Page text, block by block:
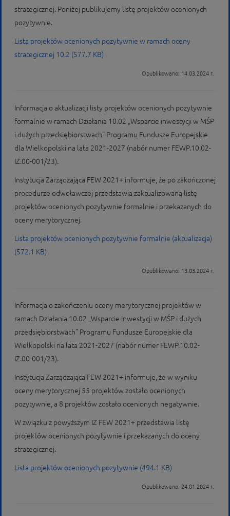
strategicznej. Poniżej publikujemy listę projektów ocenionych
pozytywnie.
Lista projektów ocenionych pozytywnie w ramach oceny
strategicznej 10.2 (577.7 KB)
Opublikowano: 14.03.2024 r.
Informacja o aktualizacji listy projektów ocenionych pozytywnie
formalnie w ramach Działania 10.02 „Wsparcie inwestycji w MŚP
i dużych przedsiębiorstwach” Programu Fundusze Europejskie
dla Wielkopolski na lata 2021-2027 (nabór numer FEWP.10.02-
IZ.00-001/23).
Instytucja Zarządzająca FEW 2021+ informuje, że po zakończonej
procedurze odwoławczej przedstawia zaktualizowaną listę
projektów ocenionych pozytywnie formalnie i przekazanych do
oceny merytorycznej.
Lista projektów ocenionych pozytywnie formalnie (aktualizacja)
(572.1 KB)
Opublikowano: 13.03.2024 r.
Informacja o zakończeniu oceny merytorycznej projektów w
ramach Działania 10.02 „Wsparcie inwestycji w MŚP i dużych
przedsiębiorstwach” Programu Fundusze Europejskie dla
Wielkopolski na lata 2021-2027 (nabór numer FEWP.10.02-
IZ.00-001/23).
Instytucja Zarządzająca FEW 2021+ informuje, że w wyniku
oceny merytorycznej 55 projektów zostało ocenionych
pozytywnie, a 8 projektów zostało ocenionych negatywnie.
W związku z powyższym IZ FEW 2021+ przedstawia listę
projektów ocenionych pozytywnie i przekazanych do oceny
strategicznej.
Lista projektów ocenionych pozytywnie (494.1 KB)
Opublikowano: 24.01.2024 r.